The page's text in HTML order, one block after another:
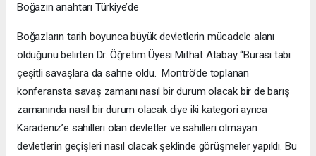
Boğazın anahtarı Türkiye’de
Boğazların tarih boyunca büyük devletlerin mücadele alanı
olduğunu belirten Dr. Öğretim Üyesi Mithat Atabay “Burası tabi
çeşitli savaşlara da sahne oldu. Montrö’de toplanan
konferansta savaş zamanı nasıl bir durum olacak bir de barış
zamanında nasıl bir durum olacak diye iki kategori ayrıca
Karadeniz’e sahilleri olan devletler ve sahilleri olmayan
devletlerin geçişleri nasıl olacak şeklinde görüşmeler yapıldı. Bu